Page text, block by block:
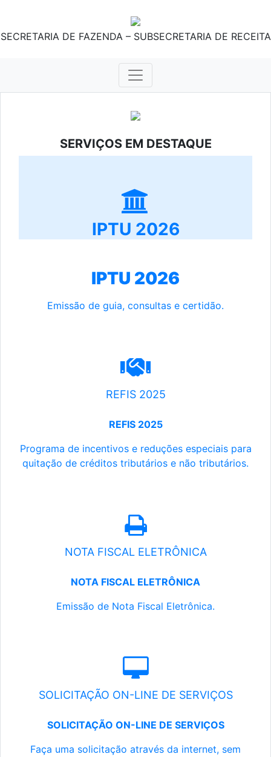
SECRETARIA DE FAZENDA – SUBSECRETARIA DE RECEITA
SERVIÇOS EM DESTAQUE
IPTU 2026
IPTU 2026
Emissão de guia, consultas e certidão.
REFIS 2025
REFIS 2025
Programa de incentivos e reduções especiais para
quitação de créditos tributários e não tributários.
NOTA FISCAL ELETRÔNICA
NOTA FISCAL ELETRÔNICA
Emissão de Nota Fiscal Eletrônica.
SOLICITAÇÃO ON-LINE DE SERVIÇOS
SOLICITAÇÃO ON-LINE DE SERVIÇOS
Faça uma solicitação através da internet, sem